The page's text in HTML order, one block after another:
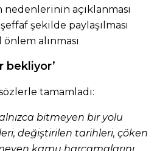
açıklanması
şekilde paylaşılması
alınması
bekliyor’
tamamladı:
bitmeyen bir yolu
değiştirilen tarihleri, çöken